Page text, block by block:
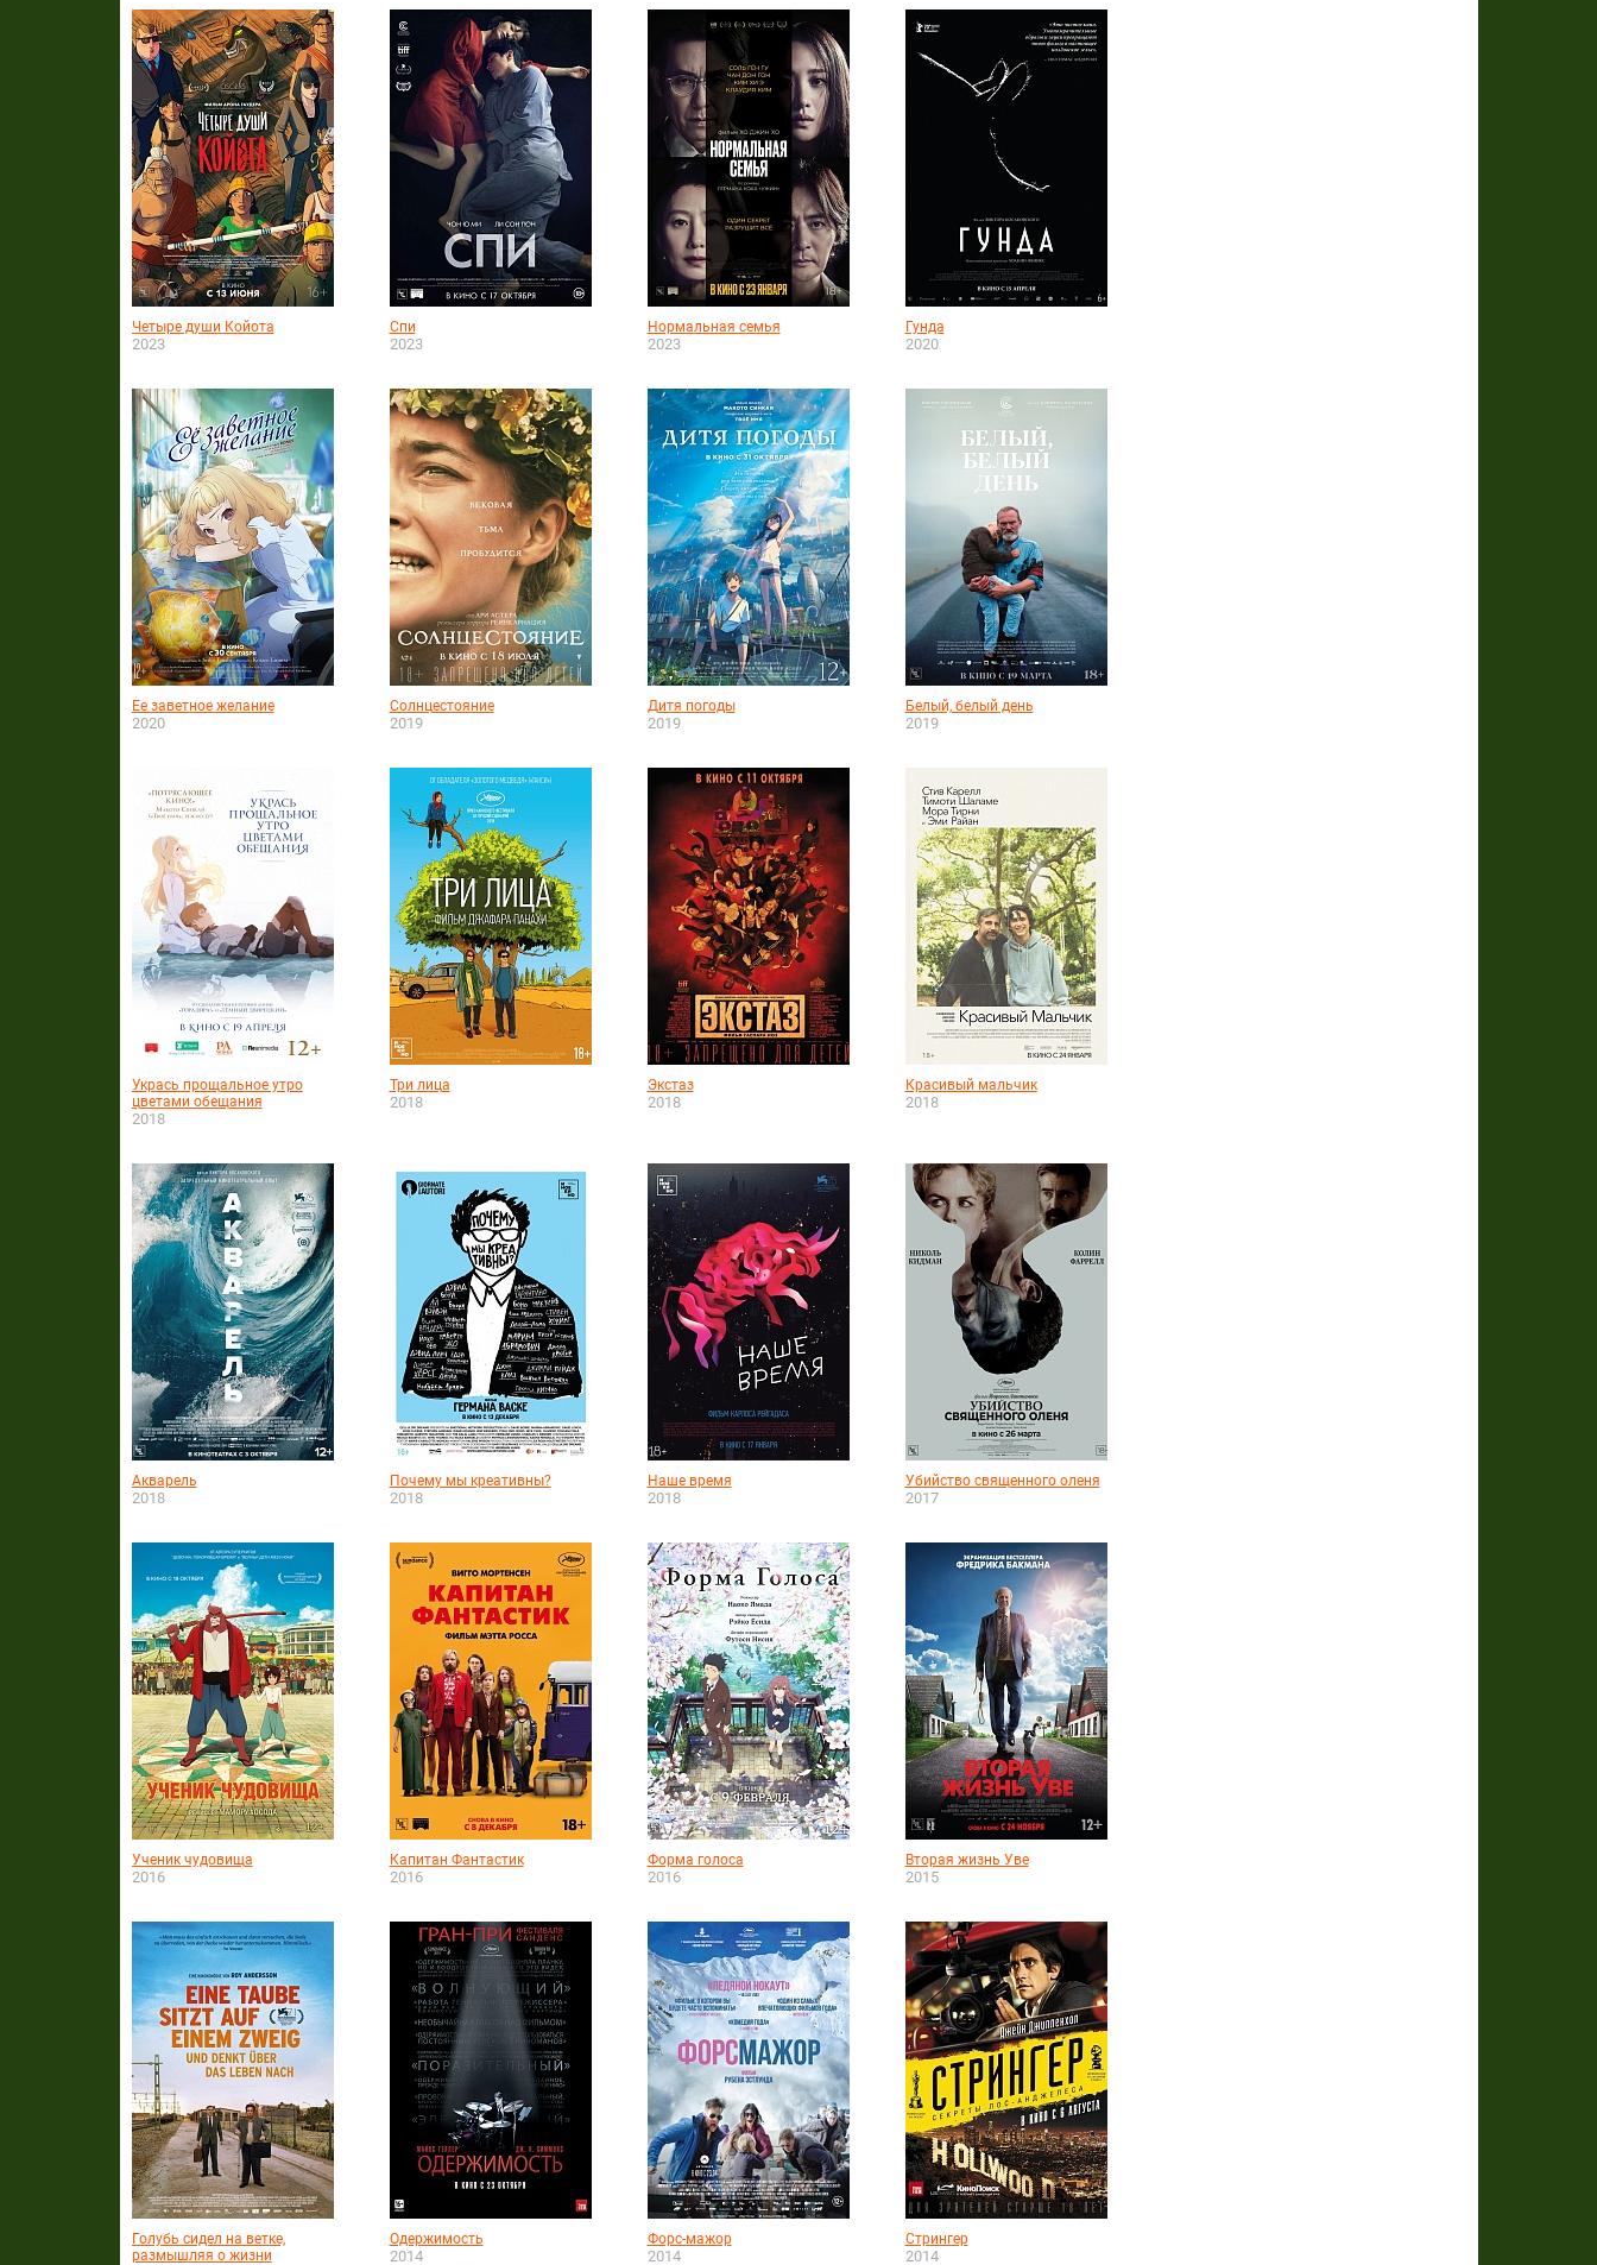
Четыре души Койота
2023
Спи
2023
Нормальная семья
2023
Гунда
2020
Ее заветное желание
2020
Солнцестояние
2019
Дитя погоды
2019
Белый, белый день
2019
Укрась прощальное утро
цветами обещания
2018
Три лица
2018
Экстаз
2018
Красивый мальчик
2018
Акварель
2018
Почему мы креативны?
2018
Наше время
2018
Убийство священного оленя
2017
Ученик чудовища
2016
Капитан Фантастик
2016
Форма голоса
2016
Вторая жизнь Уве
2015
Голубь сидел на ветке,
размышляя о жизни
Одержимость
2014
Форс-мажор
2014
Стрингер
2014